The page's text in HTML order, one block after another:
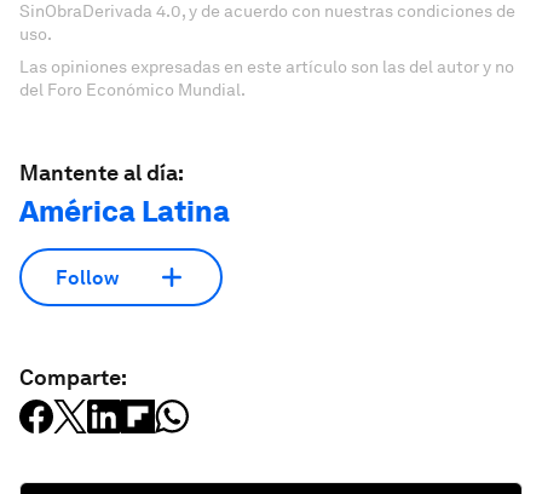
SinObraDerivada 4.0, y de acuerdo con nuestras condiciones de
uso.
Las opiniones expresadas en este artículo son las del autor y no
del Foro Económico Mundial.
Mantente al día:
América Latina
Follow
Comparte: